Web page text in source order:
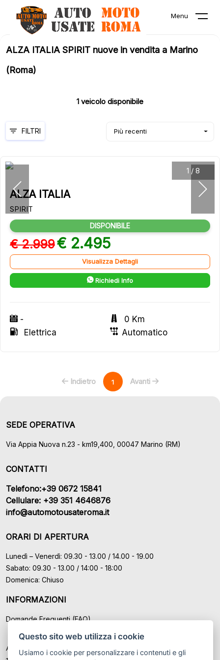
Menu
Questo sito web utilizza i cookie
Usiamo i cookie per personalizzare i contenuti e gli
ALZA ITALIA SPIRIT nuove in vendita a Marino
(Roma)
1 veicolo disponibile
Più recenti
FILTRI
1 / 8
ALZA ITALIA
SPIRIT
DISPONIBILE
€ 2.999€ 2.495
Visualizza Dettagli
Richiedi Info
-
0 Km
Elettrica
Automatico
Indietro 1 Avanti
SEDE OPERATIVA
Via Appia Nuova n.23 - km19,400, 00047 Marino (RM)
CONTATTI
Telefono:+39 0672 15841
Cellulare: +39 351 4646876
info@automotousateroma.it
ORARI DI APERTURA
Lunedì – Venerdì: 09.30 - 13.00 / 14.00 - 19.00
Sabato: 09.30 - 13.00 / 14:00 - 18:00
Domenica: Chiuso
INFORMAZIONI
Domande Frequenti (FAQ)
Auto Moto Usate Roma Srl sede di Marino - Roma, P.IVA: IT